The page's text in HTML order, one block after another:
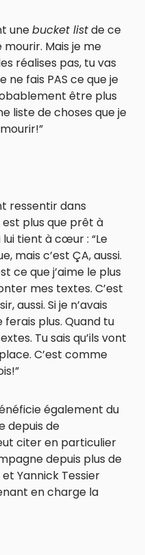
unebucket listde ce
Mais je me
réalises pas, tu vas
ne fais PAS ce que je
être plus
liste de choses que je
ressentir dans
est plus que prêt à
tient à cœur : “Le
mais c’est ÇA, aussi.
ce que j’aime le plus
mes textes. C’est
aussi. Si je n’avais
ferais plus. Quand tu
Tu sais qu’ils vont
C’est comme
également du
depuis de
citer en particulier
depuis plus de
et Yannick Tessier
en charge la